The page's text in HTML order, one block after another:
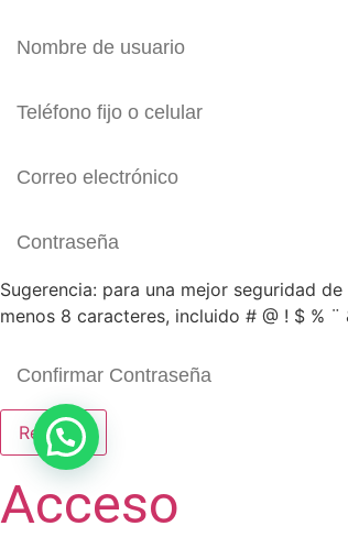
Sugerencia: para una mejor seguridad
menos 8 caracteres, incluido # @ ! $ %
Registro
Acceso